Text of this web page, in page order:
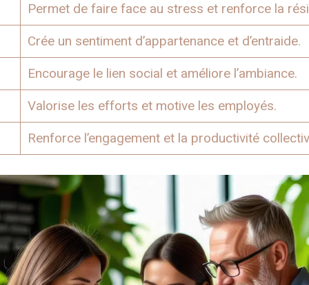
Permet de faire face au stress et renforce la
Crée un sentiment d’appartenance et d’entraide.
Encourage le lien social et améliore l’ambiance.
Valorise les efforts et motive les employés.
Renforce l’engagement et la productivité